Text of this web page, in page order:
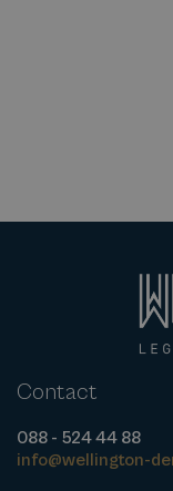
Contact
088 - 524 44 88
info@wellington-